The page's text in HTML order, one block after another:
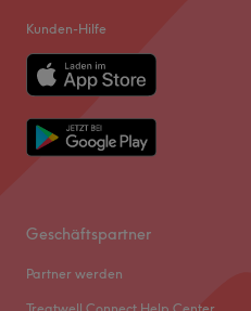
Kunden-Hilfe
Geschäftspartner
Partner werden